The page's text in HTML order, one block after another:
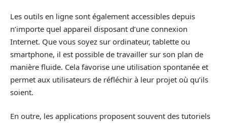
Les outils en ligne sont également accessibles depuis
n’importe quel appareil disposant d’une connexion
Internet. Que vous soyez sur ordinateur, tablette ou
smartphone, il est possible de travailler sur son plan de
manière fluide. Cela favorise une utilisation spontanée et
permet aux utilisateurs de réfléchir à leur projet où qu’ils
soient.
En outre, les applications proposent souvent des tutoriels